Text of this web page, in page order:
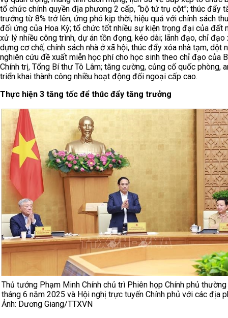
tổ chức chính quyền địa phương 2 cấp, “bộ tứ trụ cột”; thúc đẩy
trưởng từ 8% trở lên; ứng phó kịp thời, hiệu quả với chính sách
đối ứng của Hoa Kỳ; tổ chức tốt nhiều sự kiện trọng đại của đất
xử lý nhiều công trình, dự án tồn đọng, kéo dài; lãnh đạo, chỉ đạo
dựng cơ chế, chính sách nhà ở xã hội, thúc đẩy xóa nhà tạm, dột
nghiên cứu đề xuất miễn học phí cho học sinh theo chỉ đạo của
Chính trị, Tổng Bí thư Tô Lâm; tăng cường, củng cố quốc phòng,
triển khai thành công nhiều hoạt động đối ngoại cấp cao.
Thực hiện 3 tăng tốc để thúc đẩy tăng trưởng
Thủ tướng Phạm Minh Chính chủ trì Phiên họp Chính phủ
tháng 6 năm 2025 và Hội nghị trực tuyến Chính phủ với các địa
Ảnh: Dương Giang/TTXVN